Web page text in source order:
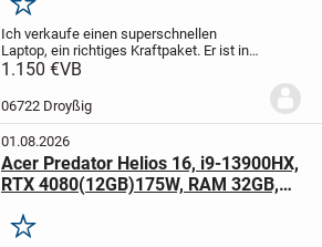
Merken
Ich verkaufe einen superschnellen
Laptop, ein richtiges Kraftpaket. Er ist in
einwandfreiem Zustand, wie neu. Preis:
Ratenzahlung möglich. Abholung
bevorzugt.Acer...
1.150 €VB
06722 Droyßig
01.08.2026
Acer Predator Helios 16, i9-13900HX,
RTX 4080(12GB)175W, RAM 32GB,
Merken